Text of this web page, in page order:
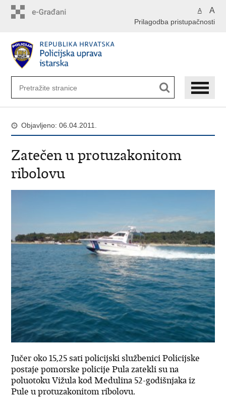
A A
Prilagodba pristupačnosti
Objavljeno: 06.04.2011.
Zatečen u protuzakonitom
ribolovu
Jučer oko 15,25 sati policijski službenici Policijske
postaje pomorske policije Pula zatekli su na
poluotoku Vižula kod Medulina 52-godišnjaka iz
Pule u protuzakonitom ribolovu.